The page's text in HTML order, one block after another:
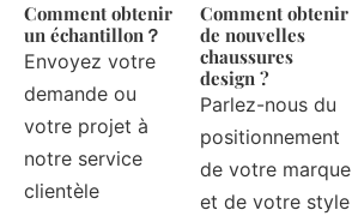
Comment obtenir
un échantillon？
Envoyez votre
demande ou
votre projet à
notre service
clientèle
Comment obtenir
de nouvelles
chaussures
design ?
Parlez-nous du
positionnement
de votre marque
et de votre style